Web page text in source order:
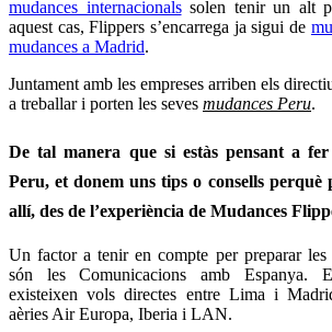
mudances internacionalssolen tenir un alt
aquest cas, Flippers s’encarrega ja sigui de
mudances a Madrid.
Juntament amb les empreses arriben els
a treballar i porten les seves mudances Peru.
De tal manera que si estàs pensant a fer
Peru, et donem uns tips o consells
allí, des de l’experiència de Mudances
Un factor a tenir en compte per preparar les
són les Comunicacions amb Espanya.
existeixen vols directes entre Lima i
aèries Air Europa, Iberia i LAN.